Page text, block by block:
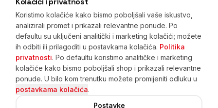
Koristimo kolačiće kako bismo poboljšali vaše iskustvo,
analizirali promet i prikazali relevantne ponude. Po
defaultu su uključeni analitički i marketing kolačići; možete
ih odbiti ili prilagoditi u postavkama kolačića. Politika
privatnosti. Po defaultu koristimo analitičke i marketing
kolačiće kako bismo poboljšali shop i prikazali relevantne
ponude. U bilo kom trenutku možete promijeniti odluku u
postavkama kolačića.
Postavke
Sarajevo, BiH
+387 33 265 465 · +387 61 89 11 48
prodaja@bnc.ba
Početna · Pretraga · Korpa · Kupovina na rate · Prijava
·
Registracija · Moje narudžbe
Povrat Garancija